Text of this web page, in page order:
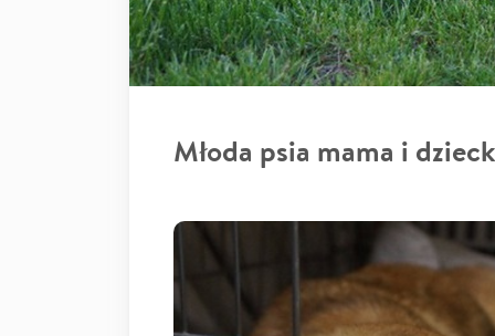
Młoda psia mama i